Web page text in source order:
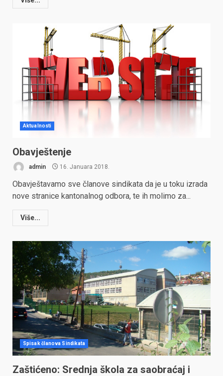
Aktualnosti
Obavještenje
admin 16. Januara 2018.
Obavještavamo sve članove sindikata da je u toku izrada
nove stranice kantonalnog odbora, te ih molimo za...
Više...
Spisak članova Sindikata
Zaštićeno: Srednja škola za saobraćaj i